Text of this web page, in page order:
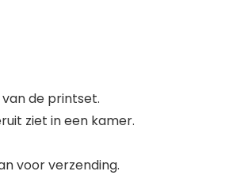
de printset.
ziet in een kamer.
voor verzending.